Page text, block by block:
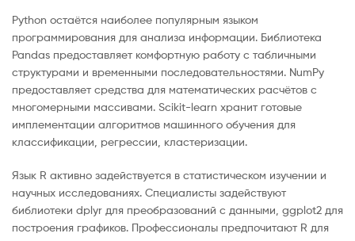
Python остаётся наиболее популярным языком
программирования для анализа информации. Библиотека
Pandas предоставляет комфортную работу с табличными
структурами и временными последовательностями. NumPy
предоставляет средства для математических расчётов с
многомерными массивами. Scikit-learn хранит готовые
имплементации алгоритмов машинного обучения для
классификации, регрессии, кластеризации.
Язык R активно задействуется в статистическом изучении и
научных исследованиях. Специалисты задействуют
библиотеки dplyr для преобразований с данными, ggplot2 для
построения графиков. Профессионалы предпочитают R для